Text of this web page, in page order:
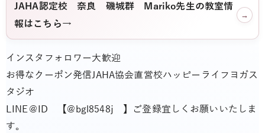
JAHA認定校 奈良 磯城群 Mariko先生の教室情
報はこちら→
→
インスタフォロワー大歓迎
お得なクーポン発信JAHA協会直営校ハッピーライフヨガス
タジオ
LINE＠ID 【@bgl8548j 】ご登録宜しくお願いいたしま
す。